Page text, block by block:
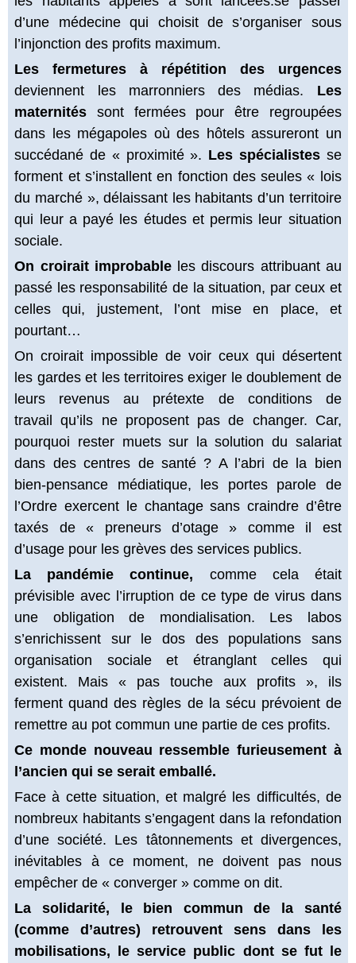
d’une médecine qui choisit de s’organiser sous
l’injonction des profits maximum.
Les fermetures à répétition des urgences
deviennent les marronniers des médias. Les
maternités sont fermées pour être regroupées
dans les mégapoles où des hôtels assureront un
succédané de « proximité ». Les spécialistes se
forment et s’installent en fonction des seules « lois
du marché », délaissant les habitants d’un territoire
qui leur a payé les études et permis leur situation
sociale.
On croirait improbable les discours attribuant au
passé les responsabilité de la situation, par ceux et
celles qui, justement, l’ont mise en place, et
pourtant…
On croirait impossible de voir ceux qui désertent
les gardes et les territoires exiger le doublement de
leurs revenus au prétexte de conditions de
travail qu’ils ne proposent pas de changer. Car,
pourquoi rester muets sur la solution du salariat
dans des centres de santé ? A l’abri de la bien
bien-pensance médiatique, les portes parole de
l’Ordre exercent le chantage sans craindre d’être
taxés de « preneurs d’otage » comme il est
d’usage pour les grèves des services publics.
La pandémie continue, comme cela était
prévisible avec l’irruption de ce type de virus dans
une obligation de mondialisation. Les labos
s’enrichissent sur le dos des populations sans
organisation sociale et étranglant celles qui
existent. Mais « pas touche aux profits », ils
ferment quand des règles de la sécu prévoient de
remettre au pot commun une partie de ces profits.
Ce monde nouveau ressemble furieusement à
l’ancien qui se serait emballé.
Face à cette situation, et malgré les difficultés, de
nombreux habitants s’engagent dans la refondation
d’une société. Les tâtonnements et divergences,
inévitables à ce moment, ne doivent pas nous
empêcher de « converger » comme on dit.
La solidarité, le bien commun de la santé
(comme d’autres) retrouvent sens dans les
mobilisations, le service public dont se fut le